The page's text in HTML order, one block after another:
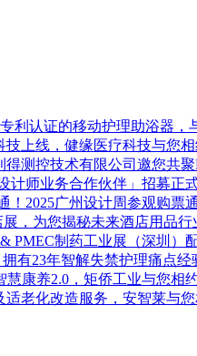
利认证的移动护理助浴器，
技上线，健缘医疗科技与您
得测控技术有限公司邀您共
计师业务合作伙伴」招募正
！2025广州设计周参观购票
展，为您揭秘未来酒店用品
PMEC制药工业展（深圳）
有23年智解失禁护理痛点
慧康养2.0，矩侨工业与您相
适老化改造服务，安智莱与